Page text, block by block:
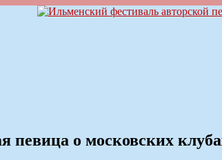
о московских